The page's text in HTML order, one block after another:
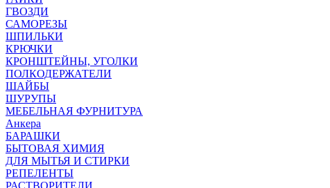
ГВОЗДИ
САМОРЕЗЫ
ШПИЛЬКИ
КРЮЧКИ
КРОНШТЕЙНЫ, УГОЛКИ
ПОЛКОДЕРЖАТЕЛИ
ШАЙБЫ
ШУРУПЫ
МЕБЕЛЬНАЯ ФУРНИТУРА
Анкера
БАРАШКИ
БЫТОВАЯ ХИМИЯ
ДЛЯ МЫТЬЯ И СТИРКИ
РЕПЕЛЕНТЫ
РАСТВОРИТЕЛИ